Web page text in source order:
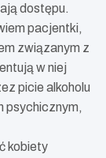
dostępu.
pacjentki,
związanym z
w niej
picie alkoholu
psychicznym,
kobiety